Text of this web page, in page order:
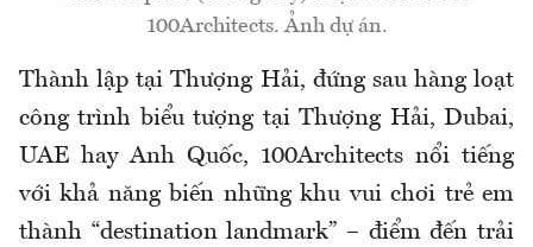
100Architects. Ảnh dự án.
Thành lập tại Thượng Hải, đứng sau hàng loạt
công trình biểu tượng tại Thượng Hải, Dubai,
UAE hay Anh Quốc, 100Architects nổi tiếng
với khả năng biến những khu vui chơi trẻ em
thành “destination landmark” – điểm đến trải